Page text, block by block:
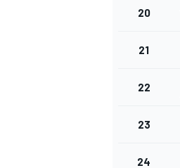
20
21
22
23
24